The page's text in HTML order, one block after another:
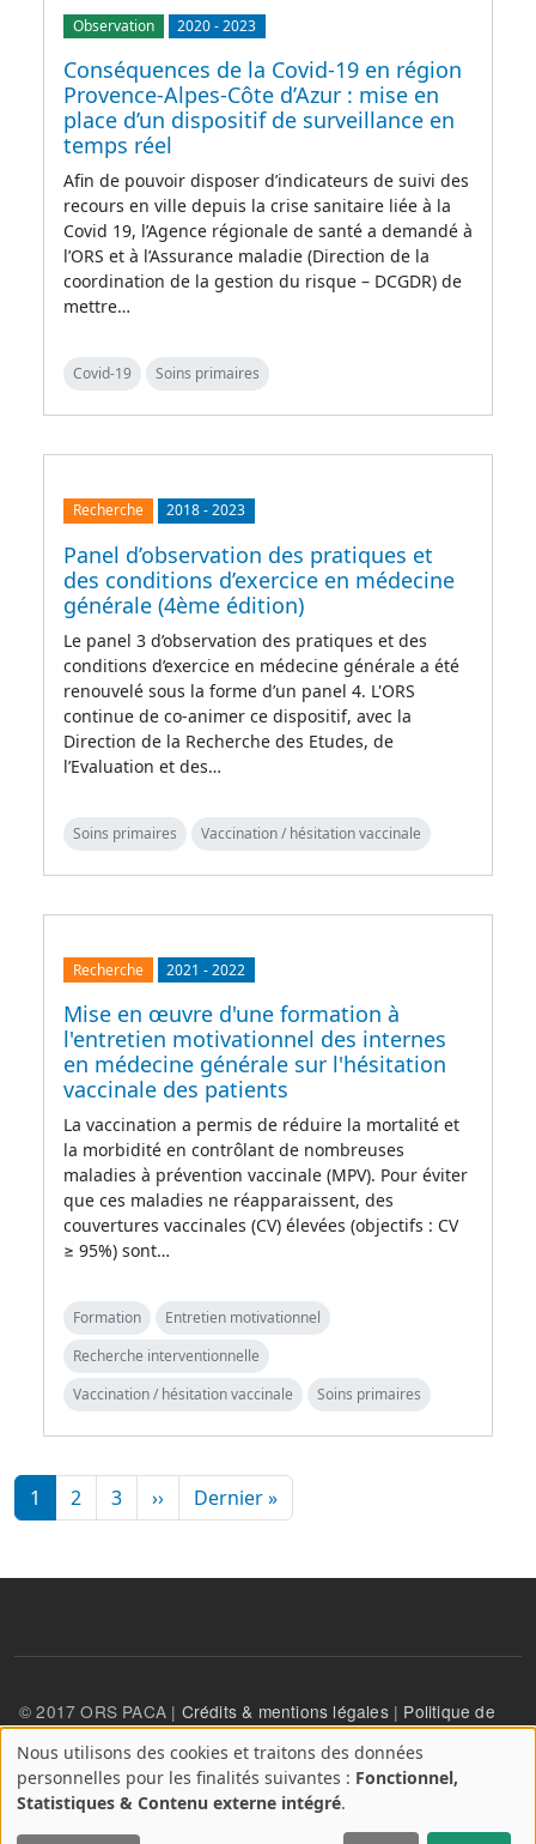
Observation 2020-2023
Conséquences de la Covid-19 en région
Provence-Alpes-Côte d’Azur : mise en
place d’un dispositif de surveillance en
temps réel
Afin de pouvoir disposer d’indicateurs de suivi des
recours en ville depuis la crise sanitaire liée à la
Covid 19, l’Agence régionale de santé a demandé à
l’ORS et à l’Assurance maladie (Direction de la
coordination de la gestion du risque – DCGDR) de
mettre…
Covid-19 Soins primaires
Recherche 2018-2023
Panel d’observation des pratiques et
des conditions d’exercice en médecine
générale (4ème édition)
Le panel 3 d’observation des pratiques et des
conditions d’exercice en médecine générale a été
renouvelé sous la forme d’un panel 4. L'ORS
continue de co-animer ce dispositif, avec la
Direction de la Recherche des Etudes, de
l’Evaluation et des…
Soins primaires Vaccination / hésitation vaccinale
Recherche 2021 -2022
Mise en œuvre d'une formation à
l'entretien motivationnel des internes
en médecine générale sur l'hésitation
vaccinale des patients
La vaccination a permis de réduire la mortalité et
la morbidité en contrôlant de nombreuses
maladies à prévention vaccinale (MPV). Pour éviter
que ces maladies ne réapparaissent, des
couvertures vaccinales (CV) élevées (objectifs : CV
≥ 95%) sont…
Formation
Entretien motivationnel
Recherche interventionnelle
Vaccination / hésitation vaccinale
Soins primaires
Pagination
1 2 3 ››Page suivante
Dernier »Dernière page
© 2017 ORS PACA | Crédits & mentions légales| Politique de
confidentialité
User account menu
Se connecter
A
propos
Nous utilisons des cookies et traitons des données
personnelles pour les finalités suivantes : Fonctionnel,
Statistiques & Contenu externe intégré.